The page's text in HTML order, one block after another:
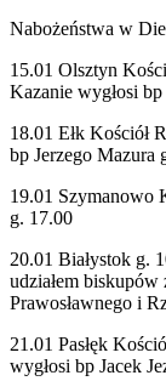
Nabożeństwa w
15.01 Olsztyn
Kazanie wygłosi bp
18.01 Ełk Kościół
bp Jerzego Mazura
19.01 Szymanowo
g. 17.00
20.01 Białystok g.
udziałem
Prawosławnego i
21.01 Pasłęk
wygłosi bp Jacek